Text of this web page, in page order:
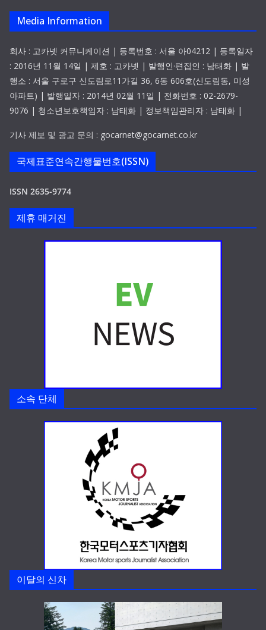
Media Information
회사 : 고카넷 커뮤니케이션 | 등록번호 : 서울 아04212 | 등록일자
: 2016년 11월 14일 | 제호 : 고카넷 | 발행인·편집인 : 남태화 | 발
행소 : 서울 구로구 신도림로11가길 36, 6동 606호(신도림동, 미성
아파트) | 발행일자 : 2014년 02월 11일 | 전화번호 : 02-2679-
9076 | 청소년보호책임자 : 남태화 | 정보책임관리자 : 남태화 |
기사 제보 및 광고 문의 : gocarnet@gocarnet.co.kr
국제표준연속간행물번호(ISSN)
ISSN 2635-9774
제휴 매거진
소속 단체
이달의 신차